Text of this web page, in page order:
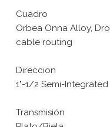
Cuadro
Orbea Onna Alloy,
cable routing
Direccion
1"-1/2 Semi-Integrated
Transmisión